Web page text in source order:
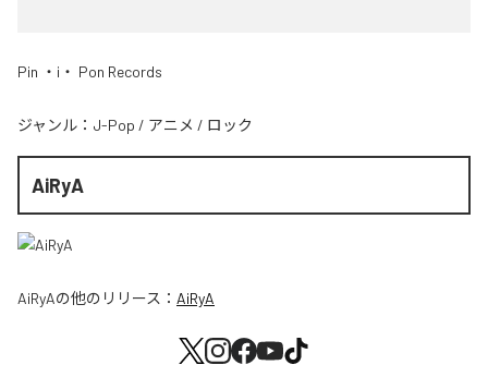
Pin ・i・ Pon Records
ジャンル： J-Pop / アニメ / ロック
AiRyA
AiRyAの他のリリース： AiRyA